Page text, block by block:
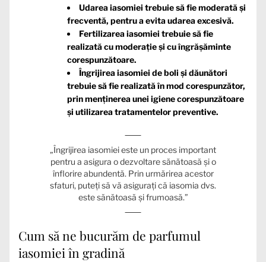
Udarea iasomiei trebuie să fie moderată și
frecventă, pentru a evita udarea excesivă.
Fertilizarea iasomiei trebuie să fie
realizată cu moderație și cu îngrășăminte
corespunzătoare.
Îngrijirea iasomiei de boli și dăunători
trebuie să fie realizată în mod corespunzător,
prin menținerea unei igiene corespunzătoare
și utilizarea tratamentelor preventive.
„Îngrijirea iasomiei este un proces important
pentru a asigura o dezvoltare sănătoasă și o
înflorire abundentă. Prin urmărirea acestor
sfaturi, puteți să vă asigurați că iasomia dvs.
este sănătoasă și frumoasă.”
Cum să ne bucurăm de parfumul
iasomiei în gradină